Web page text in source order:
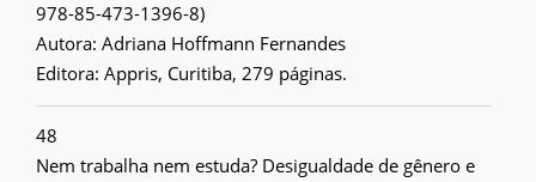
978-85-473-1396-8)
Autora: Adriana Hoffmann Fernandes
Editora: Appris, Curitiba, 279 páginas.
48
Nem trabalha nem estuda? Desigualdade de gênero e